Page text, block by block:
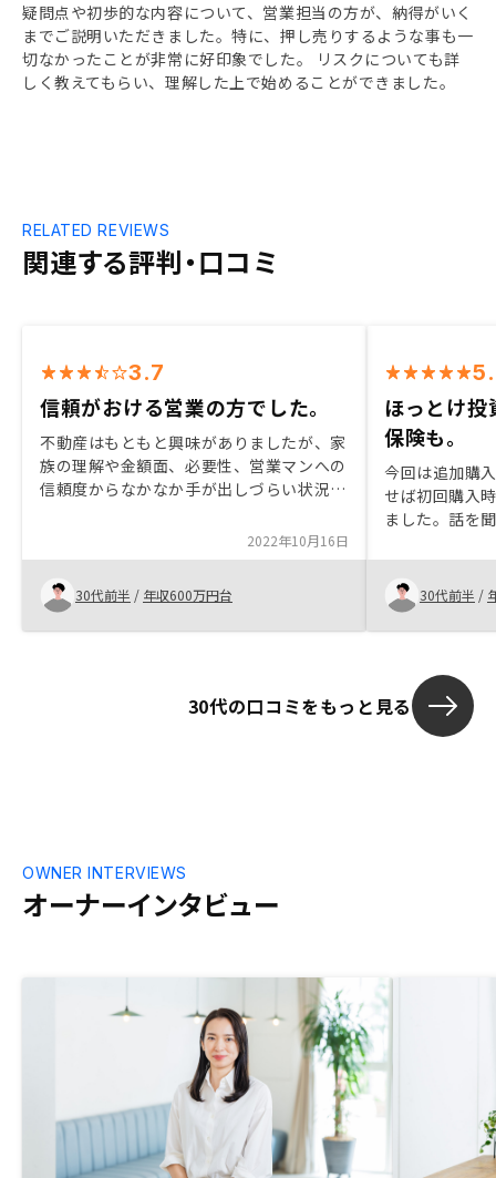
疑問点や初歩的な内容について、営業担当の方が、納得がいく
までご説明いただきました。特に、押し売りするような事も一
切なかったことが非常に好印象でした。 リスクについても詳
しく教えてもらい、理解した上で始めることができました。
関連する評判・口コミ
RELATED REVIEWS
3.7
信頼がおける営業の方でした。
不動産はもともと興味がありましたが、家
族の理解や金額面、必要性、営業マンへの
信頼度からなかなか手が出しづらい状況で
た。また、質問に対しても正確に回答をし
て頂き、嫁にも配慮があった事で家族の決
定も承諾できる、購入に踏み込むことが出
来ました。物件もそうですが、営業の対応
を重要視しました。
2022年10月16日
30代前半 / 年収600万円台
ほっとけ投
保険も。
今回は追加購
せば初回購入
ました。話を
た。購入後も
に便利です。
ます。
30代前半 /
30代の口コミをもっと見る
オーナーインタビュー
OWNER INTERVIEWS